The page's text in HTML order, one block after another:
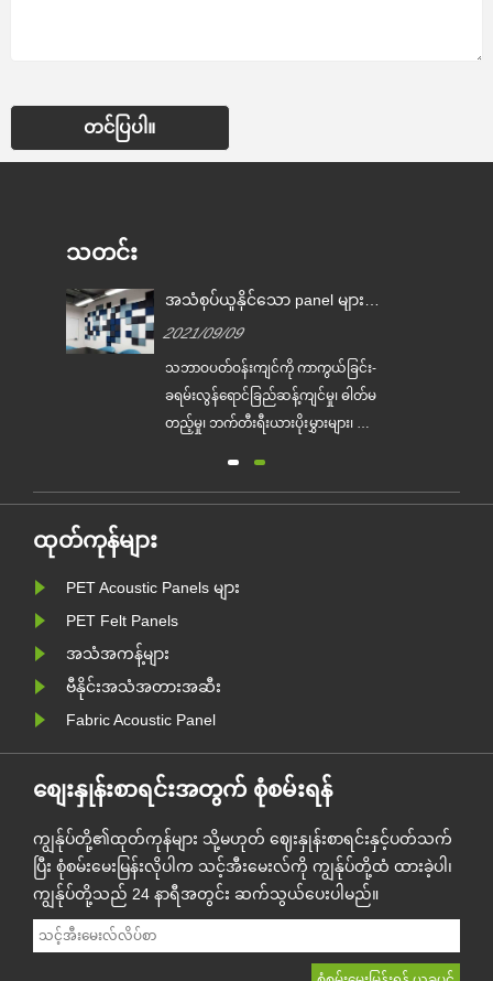
တင်ပြပါ။
သတင်း
အသံစုပ်ယူနိုင်သော panel များ၏
2021/09/09
သဘာဝပတ်ဝန်းကျင်ကို ကာကွယ်ခြင်း-
ခရမ်းလွန်ရောင်ခြည်ဆန့်ကျင်မှု၊ ဓါတ်မ
တည့်မှု၊ ဘက်တီးရီးယားပိုးမွှားများ၊ ဖော်
ထုတ်ကုန်များ
PET Acoustic Panels များ
PET Felt Panels
အသံအကန့်များ
ဗီနိုင်းအသံအတားအဆီး
Fabric Acoustic Panel
စျေးနှုန်းစာရင်းအတွက် စုံစမ်းရန်
ကျွန်ုပ်တို့၏ထုတ်ကုန်များ သို့မဟုတ် ဈေးနှုန်းစာရင်းနှင့်ပတ်သက်
ပြီး စုံစမ်းမေးမြန်းလိုပါက သင့်အီးမေးလ်ကို ကျွန်ုပ်တို့ထံ ထားခဲ့ပါ၊
ကျွန်ုပ်တို့သည် 24 နာရီအတွင်း ဆက်သွယ်ပေးပါမည်။